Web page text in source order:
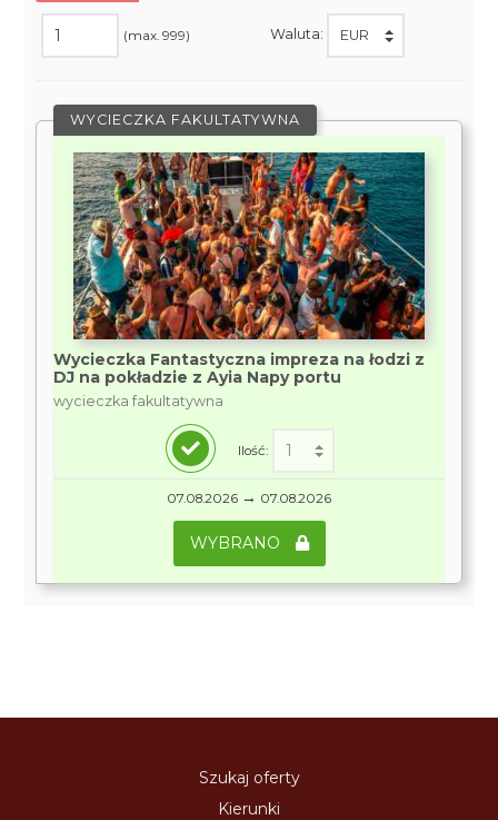
(max. 999) Waluta:
WYCIECZKA FAKULTATYWNA
Wycieczka Fantastyczna impreza na łodzi z
DJ na pokładzie z Ayia Napy portu
wycieczka fakultatywna
Ilość:
07.08.2026 → 07.08.2026
WYBRANO
Szukaj oferty
Kierunki